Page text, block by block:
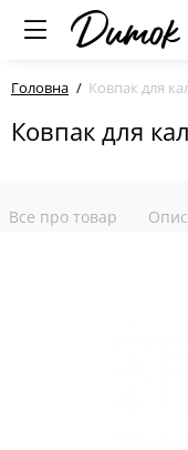
Головна Ковпак для
Ковпак для
Все про товар Опис